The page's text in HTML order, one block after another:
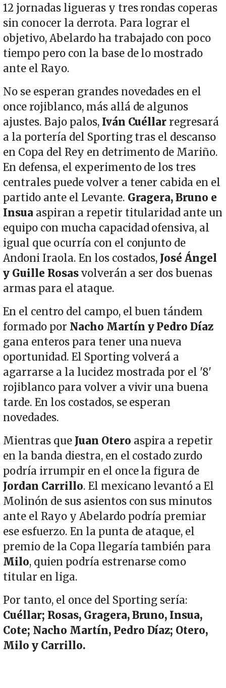
12 jornadas ligueras y tres rondas coperas
sin conocer la derrota. Para lograr el
objetivo, Abelardo ha trabajado con poco
tiempo pero con la base de lo mostrado
ante el Rayo.
No se esperan grandes novedades en el
once rojiblanco, más allá de algunos
ajustes. Bajo palos, Iván Cuéllar regresará
a la portería del Sporting tras el descanso
en Copa del Rey en detrimento de Mariño.
En defensa, el experimento de los tres
centrales puede volver a tener cabida en el
partido ante el Levante. Gragera, Bruno e
Insua aspiran a repetir titularidad ante un
equipo con mucha capacidad ofensiva, al
igual que ocurría con el conjunto de
Andoni Iraola. En los costados, José Ángel
y Guille Rosasvolverán a ser dos buenas
armas para el ataque.
En el centro del campo, el buen tándem
formado por Nacho Martín y Pedro Díaz
gana enteros para tener una nueva
oportunidad. El Sporting volverá a
agarrarse a la lucidez mostrada por el '8'
rojiblanco para volver a vivir una buena
tarde. En los costados, se esperan
novedades.
Mientras que Juan Otero aspira a repetir
en la banda diestra, en el costado zurdo
podría irrumpir en el once la figura de
Jordan Carrillo. El mexicano levantó a El
Molinón de sus asientos con sus minutos
ante el Rayo y Abelardo podría premiar
ese esfuerzo. En la punta de ataque, el
premio de la Copa llegaría también para
Milo, quien podría estrenarse como
titular en liga.
Por tanto, el once del Sporting sería:
Cuéllar; Rosas, Gragera, Bruno, Insua,
Cote; Nacho Martín, Pedro Díaz; Otero,
Milo y Carrillo.